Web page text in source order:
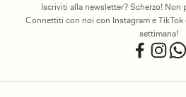
Iscriviti alla newsletter? Scherzo! Non
Connettiti con noi con Instagram e
settimana!